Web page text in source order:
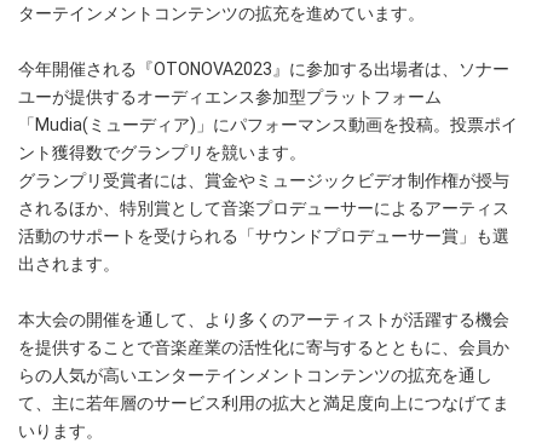
ターテインメントコンテンツの拡充を進めています。
今年開催される『OTONOVA2023』に参加する出場者は、ソナー
ユーが提供するオーディエンス参加型プラットフォーム
「Mudia(ミューディア)」にパフォーマンス動画を投稿。投票ポイ
ント獲得数でグランプリを競います。
グランプリ受賞者には、賞金やミュージックビデオ制作権が授与
されるほか、特別賞として音楽プロデューサーによるアーティス
活動のサポートを受けられる「サウンドプロデューサー賞」も選
出されます。
本大会の開催を通して、より多くのアーティストが活躍する機会
を提供することで音楽産業の活性化に寄与するとともに、会員か
らの人気が高いエンターテインメントコンテンツの拡充を通し
て、主に若年層のサービス利用の拡大と満足度向上につなげてま
いります。